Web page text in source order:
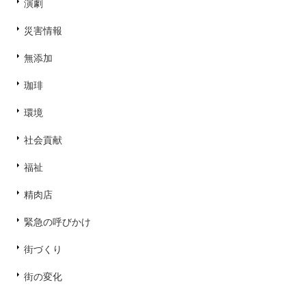
演劇
災害情報
無添加
珈琲
環境
社会貢献
福祉
精肉店
緊急の呼びかけ
街づくり
街の変化